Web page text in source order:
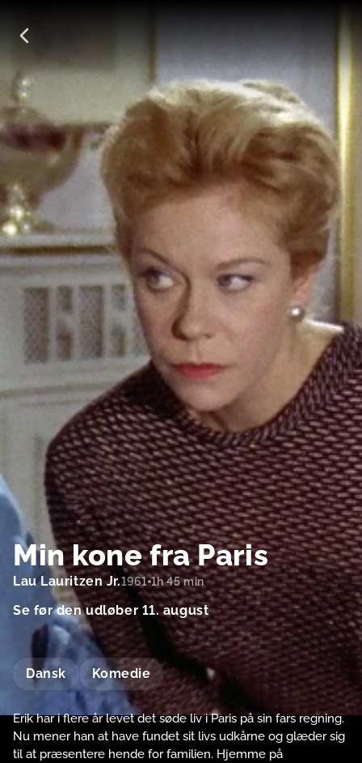
Min kone fra Paris
Lau Lauritzen Jr.1961 1h 45 min
Se før den udløber 11. august
Dansk Komedie
Erik har i flere år levet det søde liv i Paris på sin fars regning.
Nu mener han at have fundet sit livs udkårne og glæder sig
til at præsentere hende for familien. Hjemme på